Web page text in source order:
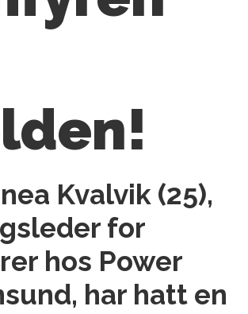
Kvalvik (25),
for
hos Power
har hatt en